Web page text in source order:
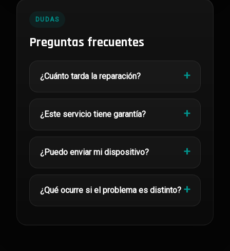
DUDAS
Preguntas frecuentes
¿Cuánto tarda la reparación?
¿Este servicio tiene garantía?
¿Puedo enviar mi dispositivo?
¿Qué ocurre si el problema es distinto?